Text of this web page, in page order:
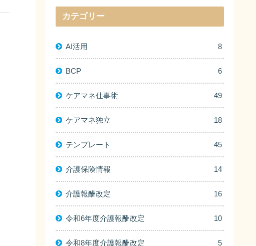
カテゴリー
AI活用 8
BCP 6
ケアマネ仕事術 49
ケアマネ独立 18
テンプレート 45
介護保険情報 14
介護報酬改定 16
令和6年度介護報酬改定 10
令和8年度介護報酬改定 5